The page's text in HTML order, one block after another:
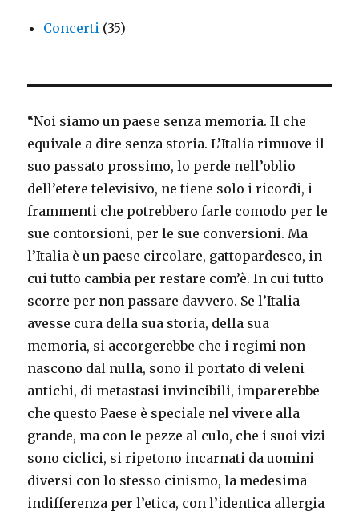
Concerti (35)
“Noi siamo un paese senza memoria. Il che
equivale a dire senza storia. L’Italia rimuove il
suo passato prossimo, lo perde nell’oblio
dell’etere televisivo, ne tiene solo i ricordi, i
frammenti che potrebbero farle comodo per le
sue contorsioni, per le sue conversioni. Ma
l’Italia è un paese circolare, gattopardesco, in
cui tutto cambia per restare com’è. In cui tutto
scorre per non passare davvero. Se l’Italia
avesse cura della sua storia, della sua
memoria, si accorgerebbe che i regimi non
nascono dal nulla, sono il portato di veleni
antichi, di metastasi invincibili, imparerebbe
che questo Paese è speciale nel vivere alla
grande, ma con le pezze al culo, che i suoi vizi
sono ciclici, si ripetono incarnati da uomini
diversi con lo stesso cinismo, la medesima
indifferenza per l’etica, con l’identica allergia